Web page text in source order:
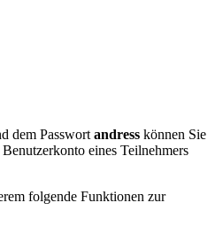
dem Passwort andress können Sie
eines Teilnehmers
folgende Funktionen zur